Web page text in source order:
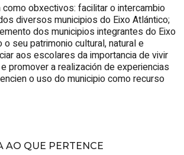
obxectivos: facilitar o intercambio
diversos municipios do Eixo Atlántico;
dos municipios integrantes do Eixo
seu patrimonio cultural, natural e
aos escolares da importancia de vivir
promover a realización de experiencias
o uso do municipio como recurso
AO QUE PERTENCE